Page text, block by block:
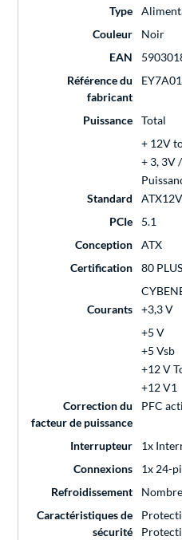
Type
Couleur
Noir
EAN
Référence du
fabricant
Puissance Total
+ 12V
+ 3, 3V
Standard
PCIe
5.1
Conception
ATX
Certification
80
Courants
+3,3 V
+5 V
+5 Vsb
+12 V
+12 V1
Correction du
facteur de puissance
PFC
Interrupteur
1x
Connexions
1x 24-
Refroidissement
Caractéristiques de
sécurité